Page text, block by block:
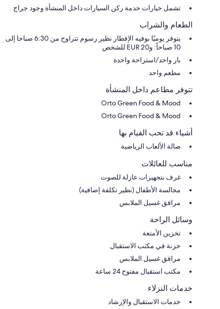
تشمل خيارات خدمة ركن السيارات داخل المنشأة وجود جراج
الطعام والشراب
يتوفر يوميًا بوفيه الإفطار نظير رسوم تتراوح من 6:30 صباحا إلى
10 صباحاً: و20 EUR للشخص
بار واحد/استراحة واحدة
مطعم واحد
تتوفر مطاعم داخل المنشأة
Orto Green Food & Mood
Orto Green Food & Mood
أشياء قد تحب القيام بها
صالة الألعاب الرياضية
مناسب للعائلات
غرف بتجهيزات عازلة للصوت
مجالسة الأطفال (نظير تكلفة إضافية)
مرافق غسيل الملابس
وسائل الراحة
تخزين الأمتعة
خزنة في مكتب الاستقبال
مرافق غسيل الملابس
مكتب استقبال مفتوح 24 ساعة
خدمات النزلاء
خدمات الاستقبال والإرشاد